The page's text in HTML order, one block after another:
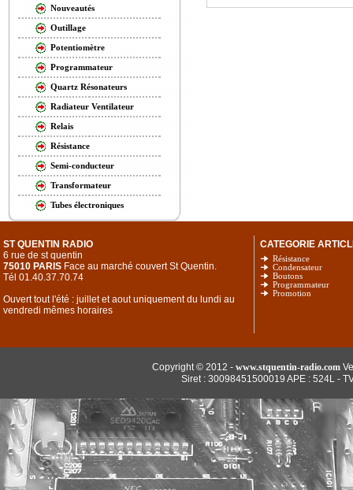
Nouveautés
Outillage
Potentiomètre
Programmateur
Quartz Résonateurs
Radiateur Ventilateur
Relais
Résistance
Semi-conducteur
Transformateur
Tubes électroniques
ST QUENTIN RADIO
6 rue de st quentin
75010 PARIS Face au marché couvert St Quentin.
Tél 01.40.37.70.74
Ouvert tout l'été : juillet et aout uniquement du lundi au
vendredi mêmes horaires
CATEGORIE
Résistance
Condensateur
Boutons
Programmateur
Promotion
Copyright © 2012 - www.stquentin-radio.com
Siret : 30098451500019 APE : 524L -